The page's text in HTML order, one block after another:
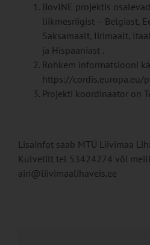
BovINE projektis
liikmesriigist – Belgiast,
Saksamaalt, Iirimaalt,
ja Hispaaniast .
Rohkem informatsiooni
https://cordis.europa.eu/
Projekti koordinaator on
Lisainfot saab MTÜ Liivimaa
Külvetilt tel 53424274 või
airi@liivimaalihaveis.ee